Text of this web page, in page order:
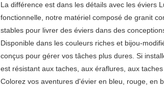
La différence est dans les détails avec les éviers
fonctionnelle, notre matériel composé de granit
stables pour livrer des éviers dans des
Disponible dans les couleurs riches et bijou-
conçus pour gérer vos tâches plus dures. Si
est résistant aux taches, aux éraflures, aux
Colorez vos aventures d'évier en bleu, rouge, en